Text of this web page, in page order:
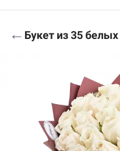
← Букет из 35